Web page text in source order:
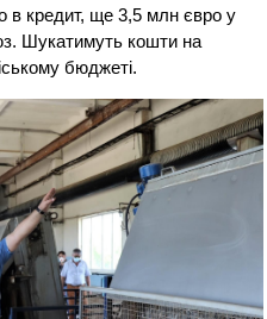
в кредит, ще 3,5 млн євро у
Шукатимуть кошти на
бюджеті.